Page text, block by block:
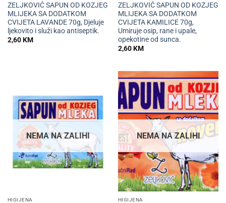
ZELJKOVIĆ SAPUN OD KOZJEG
MLIJEKA SA DODATKOM
CVIJETA LAVANDE 70g, Djeluje
ljekovito i služi kao antiseptik.
2,60KM
ZELJKOVIĆ SAPUN OD KOZJEG
MLIJEKA SA DODATKOM
CVIJETA KAMILICE 70g,
Umiruje osip, rane i upale,
opekotine od sunca.
2,60KM
NEMA NA ZALIHI
HIGIJENA
NEMA NA ZALIHI
HIGIJENA